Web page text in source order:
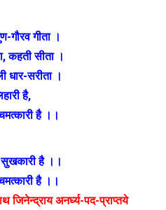
गौरव गीता ।
,कहती सीता ।
धार-सरीता ।
है,
चमत्कारी है ।।
सुखकारी है ।।
चमत्कारी है ।।
जिनेन्द्राय अनर्घ्य-पद-प्राप्तये